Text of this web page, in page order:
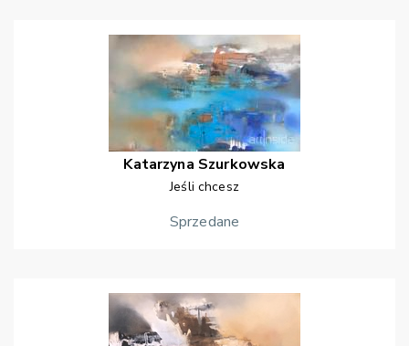
Katarzyna Szurkowska
Jeśli chcesz
Sprzedane